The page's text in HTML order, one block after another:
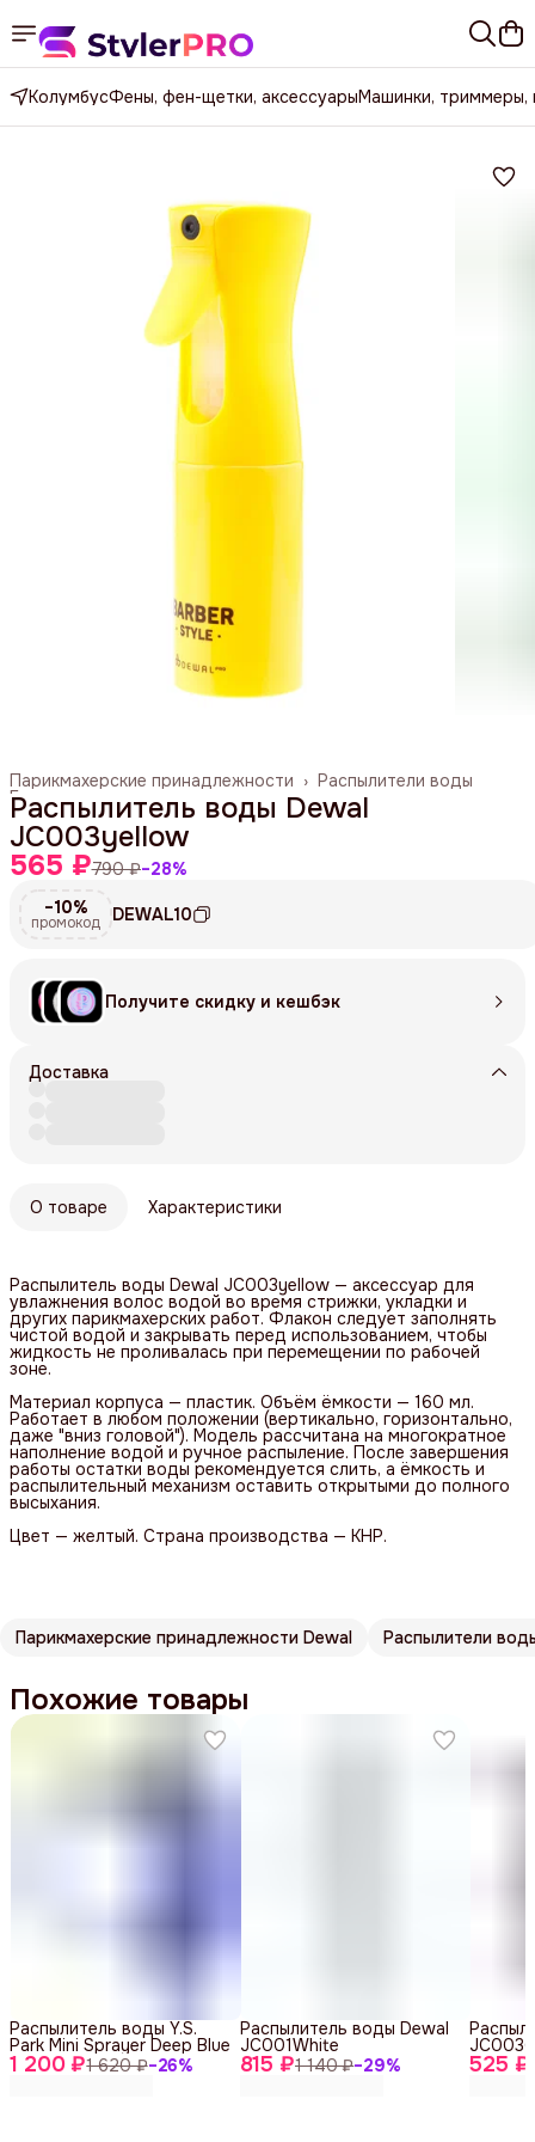
КолумбусФены, фен-щетки, аксессуарыМашинки, триммеры,
Распылители воды
Парикмахерские принадлежности ›
Главная
Распылитель воды Dewal
JC003yellow
565 ₽790 ₽−28%
−10%
промокод DEWAL10
Получите скидку и кешбэк
Доставка
О товаре Характеристики
Распылитель воды Dewal JC003yellow — аксессуар для
увлажнения волос водой во время стрижки, укладки и
других парикмахерских работ. Флакон следует заполнять
чистой водой и закрывать перед использованием, чтобы
жидкость не проливалась при перемещении по рабочей
зоне.
Материал корпуса — пластик. Объём ёмкости — 160 мл.
Работает в любом положении (вертикально, горизонтально,
даже "вниз головой"). Модель рассчитана на многократное
наполнение водой и ручное распыление. После завершения
работы остатки воды рекомендуется слить, а ёмкость и
распылительный механизм оставить открытыми до полного
высыхания.
Цвет — желтый. Страна производства — КНР.
Парикмахерские принадлежности Dewal Распылители
Похожие товары
1 200 ₽1 620 ₽−26%
Распылитель воды Y.S.
Park Mini Sprayer Deep Blue
815 ₽1 140 ₽−29%
Распылитель воды Dewal
JC001White
525 ₽